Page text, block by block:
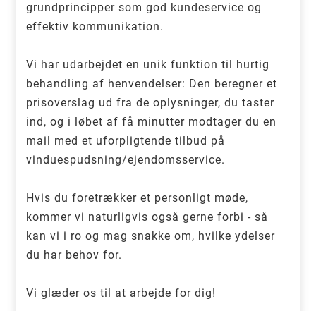
grundprincipper som god kundeservice og
effektiv kommunikation.
Vi har udarbejdet en unik funktion til hurtig
behandling af henvendelser: Den beregner et
prisoverslag ud fra de oplysninger, du taster
ind, og i løbet af få minutter modtager du en
mail med et uforpligtende tilbud på
vinduespudsning/ejendomsservice.
Hvis du foretrækker et personligt møde,
kommer vi naturligvis også gerne forbi - så
kan vi i ro og mag snakke om, hvilke ydelser
du har behov for.
Vi glæder os til at arbejde for dig!